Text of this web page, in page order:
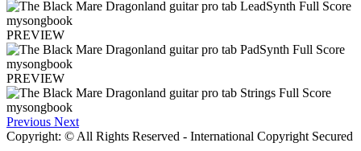
PREVIEW
PREVIEW
Previous Next
Copyright: © All Rights Reserved - International Copyright Secured